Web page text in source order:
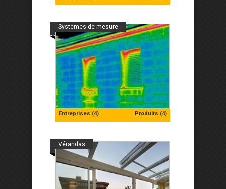
Entreprises (4) Produits (4)
Systèmes de mesure
Vérandas